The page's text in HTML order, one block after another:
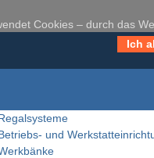
und
Cookies – durch das
Ich